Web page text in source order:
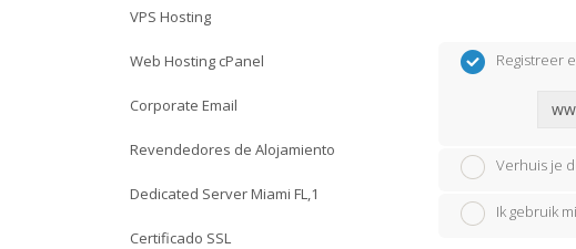
VPS Hosting
Web Hosting cPanel
Corporate Email
Revendedores de Alojamiento
Dedicated Server Miami FL,1
Certificado SSL
Registreer
Verhuis je
Ik gebruik